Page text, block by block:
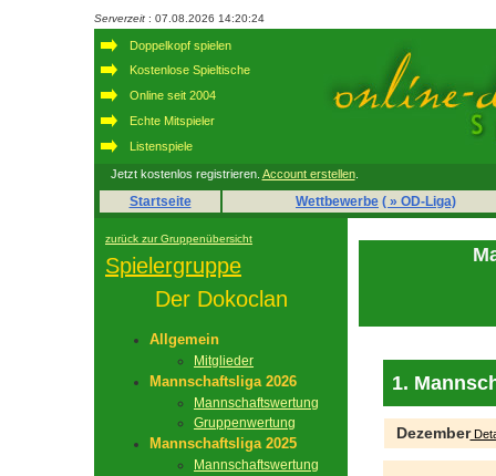
Serverzeit : 07.08.2026 14:20:24
Doppelkopf spielen
Kostenlose Spieltische
Online seit 2004
Echte Mitspieler
Listenspiele
Jetzt kostenlos registrieren. Account erstellen.
Startseite Wettbewerbe ( » OD-Liga)
zurück zur Gruppenübersicht
Spielergruppe
Der Dokoclan
Allgemein
Mitglieder
Mannschaftsliga 2026
Mannschaftswertung
Gruppenwertung
Mannschaftsliga 2025
Mannschaftswertung
1.
Dezember